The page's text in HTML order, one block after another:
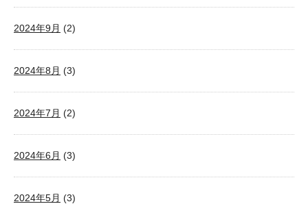
2024年9月 (2)
2024年8月 (3)
2024年7月 (2)
2024年6月 (3)
2024年5月 (3)